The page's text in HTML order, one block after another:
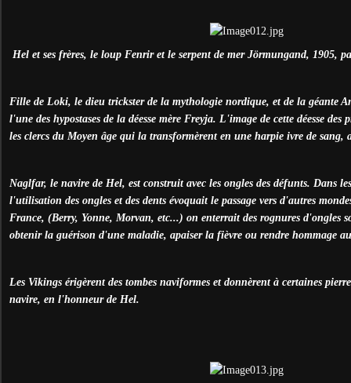
Hel et ses frères, le loup Fenrir et le serpent de mer Jörmungand, 1905,
Fille de Loki, le dieu trickster de la mythologie nordique, et de la géante
l'une des hypostases de la déesse mère Freyja. L'image de cette déesse des
les clercs du Moyen âge qui la transformèrent en une harpie ivre de sang,
Naglfar, le navire de Hel, est construit avec les ongles des défunts. Dans
l'utilisation des ongles et des dents évoquait le passage vers d'autres
France, (Berry, Yonne, Morvan, etc...) on enterrait des rognures d'ongles
obtenir la guérison d'une maladie, apaiser la fièvre ou rendre hommage
Les Vikings érigèrent des tombes naviformes et donnèrent à certaines
navire, en l'honneur de Hel.